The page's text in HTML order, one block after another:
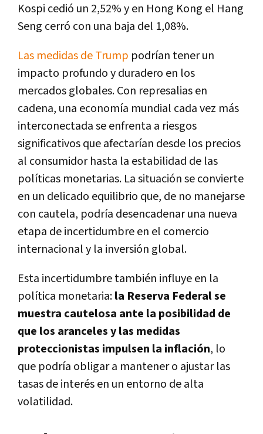
Kospi cedió un 2,52% y en Hong Kong el Hang
Seng cerró con una baja del 1,08%.
Las medidas de Trump podrían tener un
impacto profundo y duradero en los
mercados globales. Con represalias en
cadena, una economía mundial cada vez más
interconectada se enfrenta a riesgos
significativos que afectarían desde los precios
al consumidor hasta la estabilidad de las
políticas monetarias. La situación se convierte
en un delicado equilibrio que, de no manejarse
con cautela, podría desencadenar una nueva
etapa de incertidumbre en el comercio
internacional y la inversión global.
Esta incertidumbre también influye en la
política monetaria:la Reserva Federal se
muestra cautelosa ante la posibilidad de
que los aranceles y las medidas
proteccionistas impulsen la inflación, lo
que podría obligar a mantener o ajustar las
tasas de interés en un entorno de alta
volatilidad.